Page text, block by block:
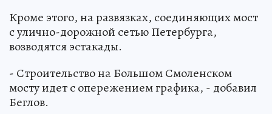
Кроме этого, на развязках, соединяющих мост
с улично-дорожной сетью Петербурга,
возводятся эстакады.
- Строительство на Большом Смоленском
мосту идет с опережением графика, - добавил
Беглов.